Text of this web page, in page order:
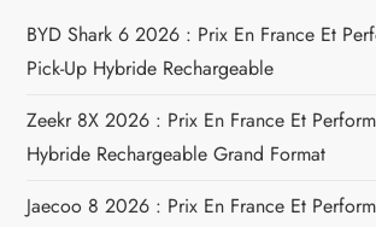
o
n
d
BYD Shark 6 2026 : Prix En France Et
Pick-Up Hybride Rechargeable
Zeekr 8X 2026 : Prix En France Et
Hybride Rechargeable Grand Format
Jaecoo 8 2026 : Prix En France Et